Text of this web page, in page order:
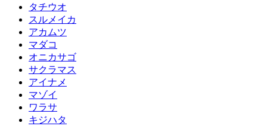
タチウオ
スルメイカ
アカムツ
マダコ
オニカサゴ
サクラマス
アイナメ
マゾイ
ワラサ
キジハタ